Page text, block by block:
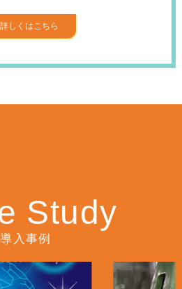
詳しくはこちら
Study
導入事例